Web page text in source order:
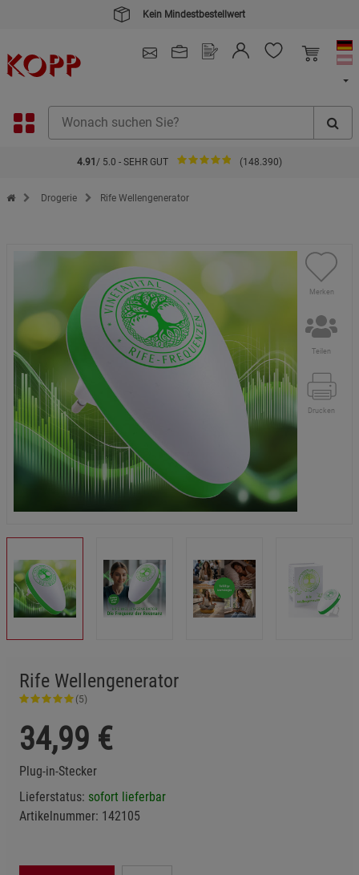
4.91 / 5.0 - SEHR GUT (148.390)
Zur Startseite des Kopp Verlag Online-Shop
Drogerie Rife Wellengenerator
Merken
Teilen
Drucken
Rife Wellengenerator
(5)
34,99 €
Plug-in-Stecker
Lieferstatus: sofort lieferbar
Artikelnummer: 142105